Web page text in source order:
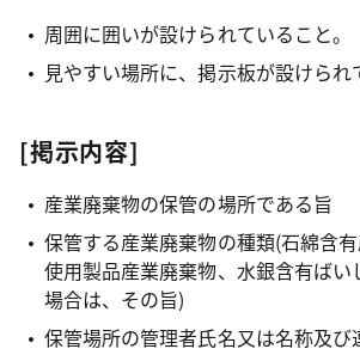
周囲に囲いが設けられていること。
見やすい場所に、掲示板が設けられ
[掲示内容]
産業廃棄物の保管の場所である旨
保管する産業廃棄物の種類(石綿含
使用製品産業廃棄物、水銀含有ばい
場合は、その旨)
保管場所の管理者氏名又は名称及び